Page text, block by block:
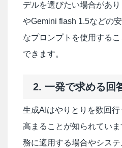
デルを選びたい場合があ
やGemini flash 1.5などの
なプロンプトを使用する
できます。
2. 一発で求める回
生成AIはやりとりを数回
高まることが知られてい
務に適用する場合やシス